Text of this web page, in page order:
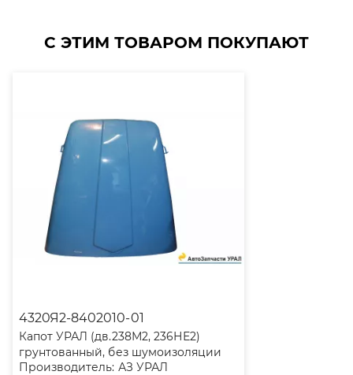
С ЭТИМ ТОВАРОМ ПОКУПАЮТ
4320Я2-8402010-01
Капот УРАЛ (дв.238М2, 236НЕ2)
грунтованный, без шумоизоляции
Производитель: АЗ УРАЛ